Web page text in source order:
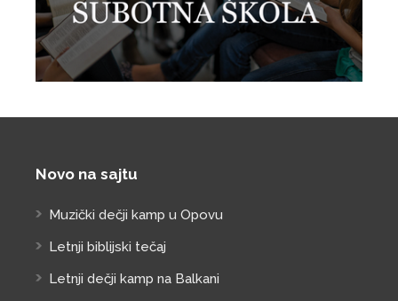
Novo na sajtu
Muzički dečji kamp u Opovu
Letnji biblijski tečaj
Letnji dečji kamp na Balkani